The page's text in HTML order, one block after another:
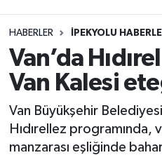
HABERLER İPEKYOLU
Van’da
Van Kalesi
Van Büyükşehir
Hıdırellez programında,
manzarası eşliğinde
Siyaset
Ekonomi
Sağlık
Eğitim
Van Namaz Vakitleri
Van Trafik Yoğunluk
Süper Lig Puan
Tüm Manşetler